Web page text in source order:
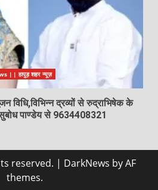
|| हापुड़ शहर न्यूज़
विधि,विभिन्न द्रव्यों से रुद्राभिषेक के
सुबोध पाण्डेय से 9634408321
reserved. | DarkNews by AF
themes.